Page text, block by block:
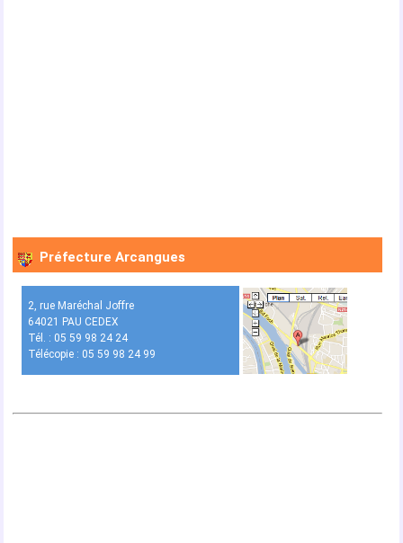
Préfecture Arcangues
2, rue Maréchal Joffre
64021 PAU CEDEX
Tél. : 05 59 98 24 24
Télécopie : 05 59 98 24 99